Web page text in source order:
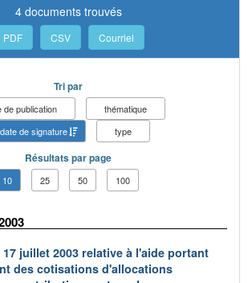
4 documents trouvés
PDF CSV Courriel
Tri par
de publication
thématique
date de signature
type
Résultats par page
10 25 50 100
juillet 2003 relative à l'aide portant
des cotisations d'allocations